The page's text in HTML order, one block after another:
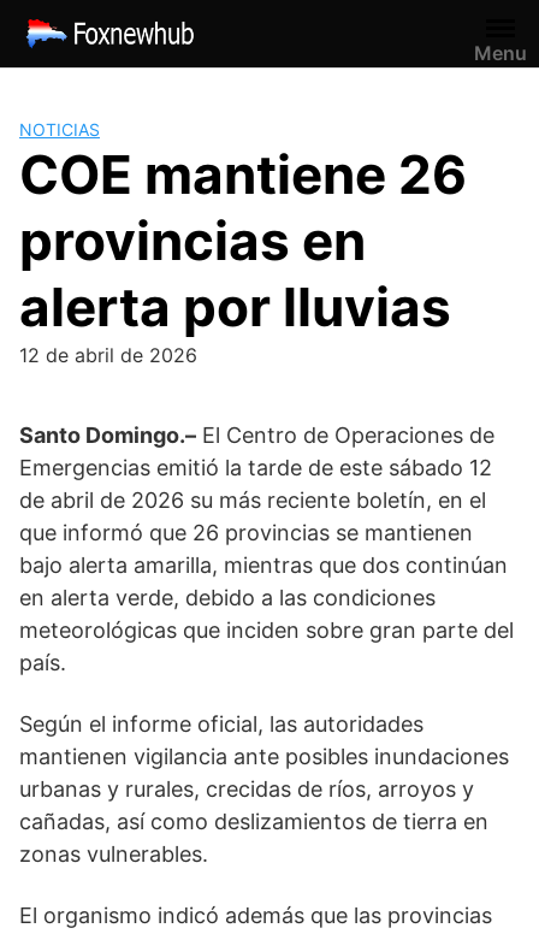
Saltar
contenido
Menu
NOTICIAS
COE mantiene 26
provincias en
alerta por lluvias
12 de abril de 2026
Santo Domingo.– El Centro de Operaciones de
Emergencias emitió la tarde de este sábado 12
de abril de 2026 su más reciente boletín, en el
que informó que 26 provincias se mantienen
bajo alerta amarilla, mientras que dos continúan
en alerta verde, debido a las condiciones
meteorológicas que inciden sobre gran parte del
país.
Según el informe oficial, las autoridades
mantienen vigilancia ante posibles inundaciones
urbanas y rurales, crecidas de ríos, arroyos y
cañadas, así como deslizamientos de tierra en
zonas vulnerables.
El organismo indicó además que las provincias